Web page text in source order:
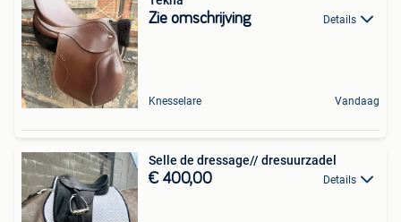
Zie omschrijving Details
Knesselare Vandaag
Selle de dressage// dresuurzadel
€ 400,00 Details